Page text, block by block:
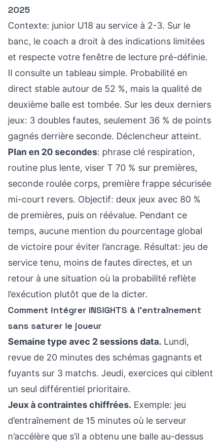
2025
Contexte: junior U18 au service à 2-3. Sur le
banc, le coach a droit à des indications limitées
et respecte votre fenêtre de lecture pré-définie.
Il consulte un tableau simple. Probabilité en
direct stable autour de 52 %, mais la qualité de
deuxième balle est tombée. Sur les deux derniers
jeux: 3 doubles fautes, seulement 36 % de points
gagnés derrière seconde. Déclencheur atteint.
Plan en 20 secondes: phrase clé respiration,
routine plus lente, viser T 70 % sur premières,
seconde roulée corps, première frappe sécurisée
mi-court revers. Objectif: deux jeux avec 80 %
de premières, puis on réévalue. Pendant ce
temps, aucune mention du pourcentage global
de victoire pour éviter l’ancrage. Résultat: jeu de
service tenu, moins de fautes directes, et un
retour à une situation où la probabilité reflète
l’exécution plutôt que de la dicter.
Comment intégrer INSIGHTS à l’entraînement
sans saturer le joueur
Semaine type avec 2 sessions data. Lundi,
revue de 20 minutes des schémas gagnants et
fuyants sur 3 matchs. Jeudi, exercices qui ciblent
un seul différentiel prioritaire.
Jeux à contraintes chiffrées. Exemple: jeu
d’entraînement de 15 minutes où le serveur
n’accélère que s’il a obtenu une balle au-dessus